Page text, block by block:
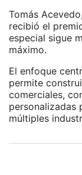
Tomás
recibió el
especial sigue
máximo.
El enfoque
permite
comerciales,
personalizadas
múltiples